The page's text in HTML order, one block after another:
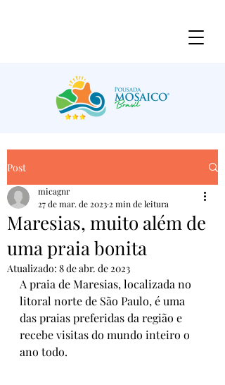
Post
Maresias, muito além de
uma praia bonita
micagnr
27 de mar. de 2023 2 min de leitura
Atualizado: 8 de abr. de 2023
A praia de Maresias, localizada no
litoral norte de São Paulo, é uma
das praias preferidas da região e
recebe visitas do mundo inteiro o
ano todo.